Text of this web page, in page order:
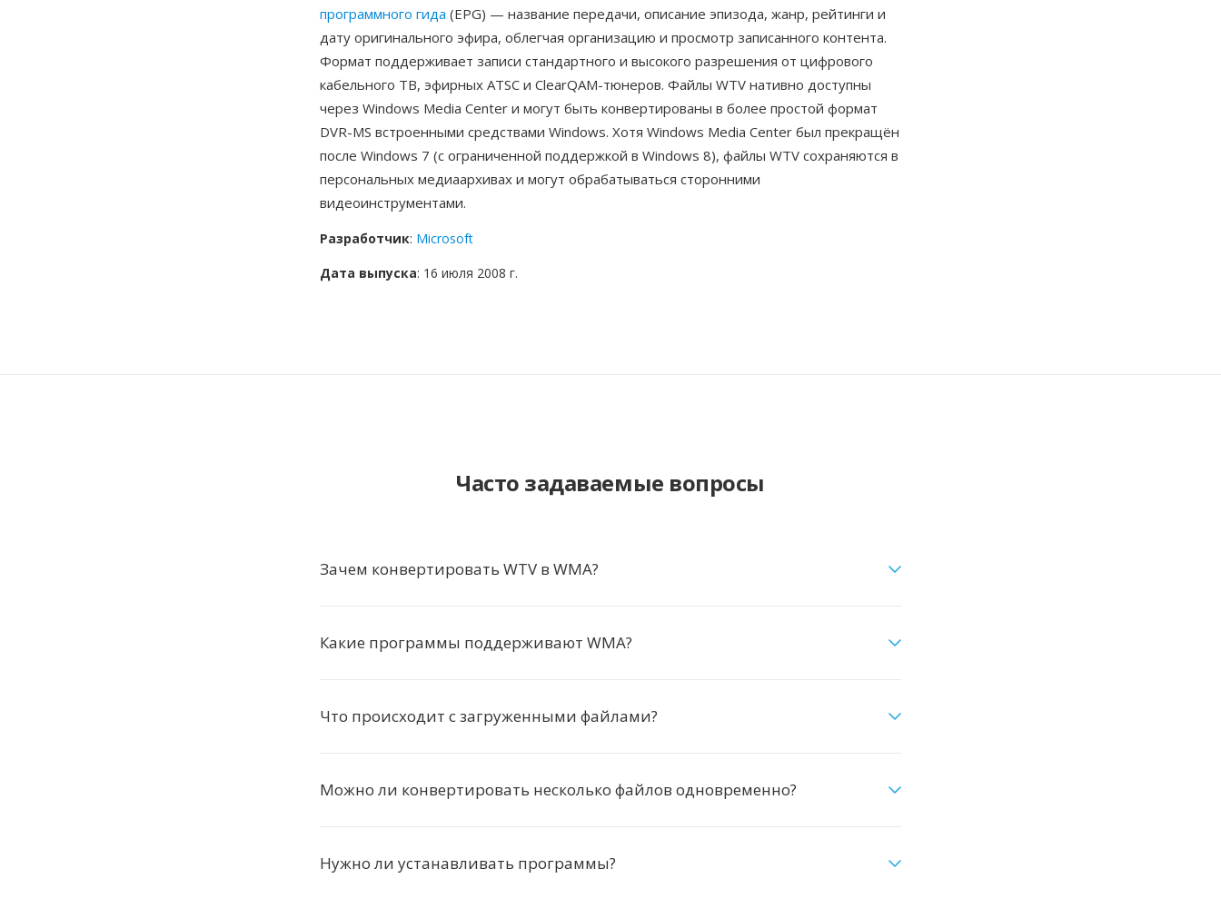
программного гида (EPG) — название передачи, описание эпизода, жанр, рейтинги и
дату оригинального эфира, облегчая организацию и просмотр записанного контента.
Формат поддерживает записи стандартного и высокого разрешения от цифрового
кабельного ТВ, эфирных ATSC и ClearQAM-тюнеров. Файлы WTV нативно доступны
через Windows Media Center и могут быть конвертированы в более простой формат
DVR-MS встроенными средствами Windows. Хотя Windows Media Center был прекращён
после Windows 7 (с ограниченной поддержкой в Windows 8), файлы WTV сохраняются в
персональных медиаархивах и могут обрабатываться сторонними
видеоинструментами.
Разработчик: Microsoft
Дата выпуска: 16 июля 2008 г.
Часто задаваемые вопросы
Зачем конвертировать WTV в WMA?
Какие программы поддерживают WMA?
Что происходит с загруженными файлами?
Можно ли конвертировать несколько файлов одновременно?
Нужно ли устанавливать программы?